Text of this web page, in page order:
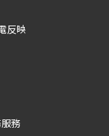
反映
務